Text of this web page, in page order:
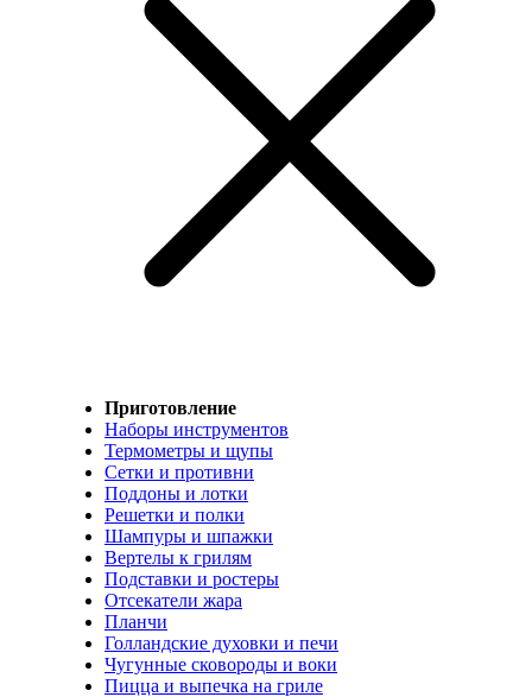
Приготовление
Наборы инструментов
Термометры и щупы
Сетки и противни
Поддоны и лотки
Решетки и полки
Шампуры и шпажки
Вертелы к грилям
Подставки и ростеры
Отсекатели жара
Планчи
Голландские духовки и печи
Чугунные сковороды и воки
Пицца и выпечка на гриле